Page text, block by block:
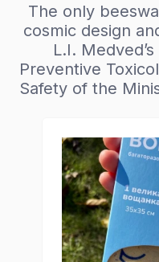
The only
cosmic design
L.I.
Preventive
Safety of the